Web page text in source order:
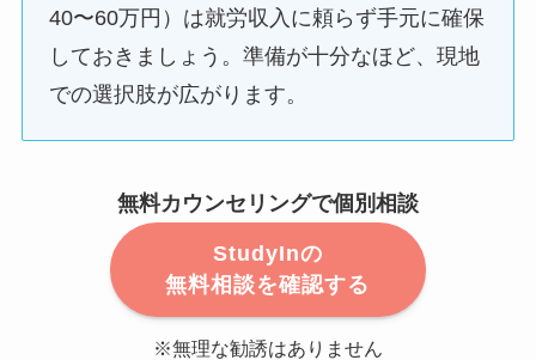
40〜60万円）は就労収入に頼らず手元に確保
しておきましょう。準備が十分なほど、現地
での選択肢が広がります。
無料カウンセリングで個別相談
StudyInの
無料相談を確認する
※無理な勧誘はありません